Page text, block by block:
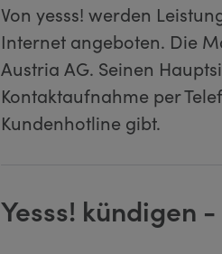
Von yesss! werden
Internet angeboten. Die
Austria AG. Seinen
Kontaktaufnahme per
Kundenhotline gibt.
Yesss! kündigen